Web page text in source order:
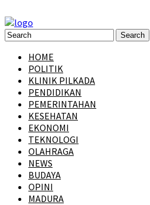
HOME
POLITIK
KLINIK PILKADA
PENDIDIKAN
PEMERINTAHAN
KESEHATAN
EKONOMI
TEKNOLOGI
OLAHRAGA
NEWS
BUDAYA
OPINI
MADURA